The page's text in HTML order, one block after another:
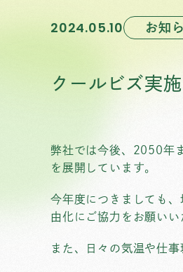
2024.05.10 お知
クールビズ実
弊社では今後、2050年
を展開しています。
今年度につきましても
由化にご協力をお願いい
また、日々の気温や仕